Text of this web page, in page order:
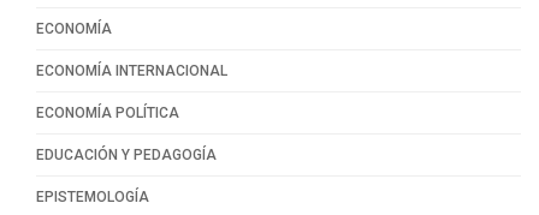
ECONOMÍA
ECONOMÍA INTERNACIONAL
ECONOMÍA POLÍTICA
EDUCACIÓN Y PEDAGOGÍA
EPISTEMOLOGÍA